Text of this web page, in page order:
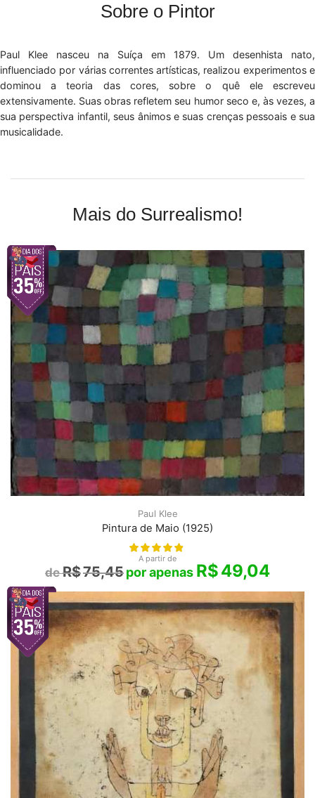
Sobre o Pintor
Paul Klee nasceu na Suíça em 1879. Um desenhista nato,
influenciado por várias correntes artísticas, realizou experimentos e
dominou a teoria das cores, sobre o quê ele escreveu
extensivamente. Suas obras refletem seu humor seco e, às vezes, a
sua perspectiva infantil, seus ânimos e suas crenças pessoais e sua
musicalidade.
Mais do Surrealismo!
Paul Klee
Pintura de Maio (1925)
A partir de
R$75,45 R$49,04